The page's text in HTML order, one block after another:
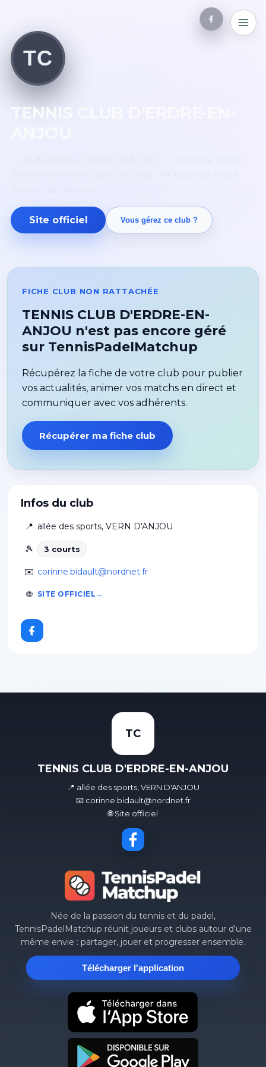
TC
TENNIS CLUB D'ERDRE-EN-
Site officiel Vous gérez ce club ?
Infos du club
📍 allée des sports, VERN D'ANJOU
🎾 3 courts
✉️ corinne.bidault@nordnet.fr
🌐 SITE OFFICIEL
FICHE CLUB NON RATTACHÉE
TENNIS CLUB D'ERDRE-EN-
ANJOU n'est pas encore géré
sur TennisPadelMatchup
Récupérez la fiche de votre club pour publier
vos actualités, animer vos matchs en direct et
communiquer avec vos adhérents.
Récupérer ma fiche club
TC
TENNIS CLUB D'ERDRE-EN-ANJOU
📍 allée des sports, VERN D'ANJOU
📧 corinne.bidault@nordnet.fr
🌐 Site officiel
Née de la passion du tennis et du padel,
TennisPadelMatchup réunit joueurs et clubs autour d'une
même envie : partager, jouer et progresser ensemble.
Télécharger l'application